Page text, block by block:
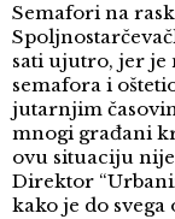
Semafori na
sati ujutro, jer je
semafora i
jutarnjim
mnogi građani
ovu situaciju
Direktor
kako je do svega